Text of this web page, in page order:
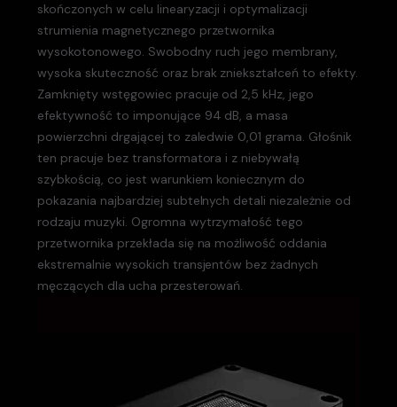
skończonych w celu linearyzacji i optymalizacji
strumienia magnetycznego przetwornika
wysokotonowego. Swobodny ruch jego membrany,
wysoka skuteczność oraz brak zniekształceń to efekty.
Zamknięty wstęgowiec pracuje od 2,5 kHz, jego
efektywność to imponujące 94 dB, a masa
powierzchni drgającej to zaledwie 0,01 grama. Głośnik
ten pracuje bez transformatora i z niebywałą
szybkością, co jest warunkiem koniecznym do
pokazania najbardziej subtelnych detali niezależnie od
rodzaju muzyki. Ogromna wytrzymałość tego
przetwornika przekłada się na możliwość oddania
ekstremalnie wysokich transjentów bez żadnych
męczących dla ucha przesterowań.